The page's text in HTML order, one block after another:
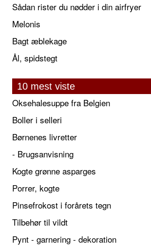
Sådan rister du nødder i din airfryer
Melonis
Bagt æblekage
Ål, spidstegt
10 mest viste
Oksehalesuppe fra Belgien
Boller i selleri
Børnenes livretter
- Brugsanvisning
Kogte grønne asparges
Porrer, kogte
Pinsefrokost i forårets tegn
Tilbehør til vildt
Pynt - garnering - dekoration